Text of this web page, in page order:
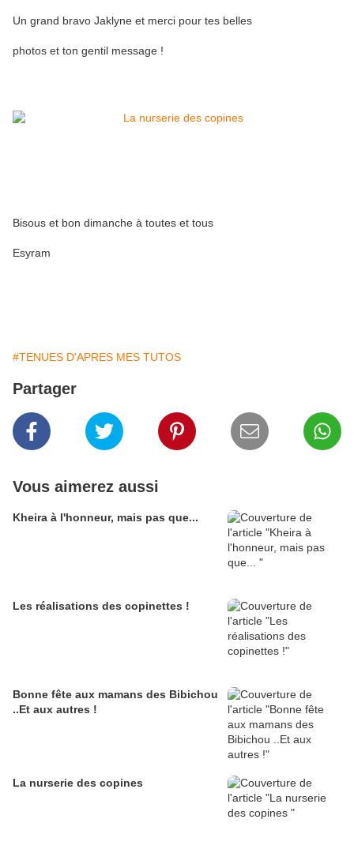
Un grand bravo Jaklyne et merci pour tes belles
photos et ton gentil message !
Bisous et bon dimanche à toutes et tous
Esyram
#TENUES D'APRES MES TUTOS
Partager
Vous aimerez aussi
Kheira à l'honneur, mais pas que...
Les réalisations des copinettes !
Bonne fête aux mamans des Bibichou
..Et aux autres !
La nurserie des copines